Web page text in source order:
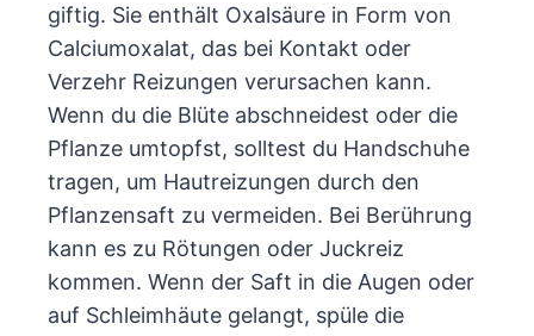
giftig. Sie enthält Oxalsäure in Form von
Calciumoxalat, das bei Kontakt oder
Verzehr Reizungen verursachen kann.
Wenn du die Blüte abschneidest oder die
Pflanze umtopfst, solltest du Handschuhe
tragen, um Hautreizungen durch den
Pflanzensaft zu vermeiden. Bei Berührung
kann es zu Rötungen oder Juckreiz
kommen. Wenn der Saft in die Augen oder
auf Schleimhäute gelangt, spüle die